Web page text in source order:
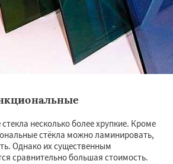
несколько более хрупкие. Кроме
стёкла можно ламинировать,
Однако их существенным
сравнительно большая стоимость.